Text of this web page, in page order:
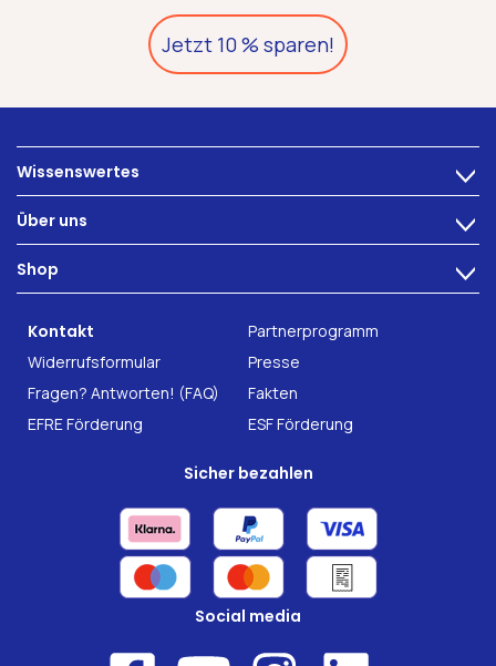
Jetzt 10 % sparen!
Wissenswertes >
Ernährung
Darmgesundheit
Über uns >
Technologie
Karriere
Forschung
Shop >
INTEST.pro
Nahrungsergänzung
Kontakt
Partnerprogramm
Widerrufsformular
Presse
Fragen? Antworten! (FAQ)
Fakten
EFRE Förderung
ESF Förderung
Sicher bezahlen
Social media